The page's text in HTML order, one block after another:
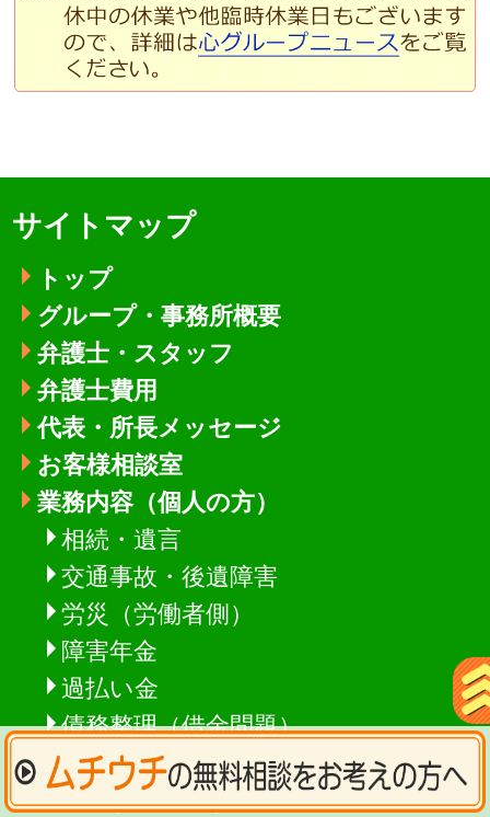
サイトマップ
トップ
グループ・事務所概要
弁護士・スタッフ
弁護士費用
代表・所長メッセージ
お客様相談室
業務内容（個人の方）
相続・遺言
交通事故・後遺障害
労災（労働者側）
障害年金
過払い金
債務整理（借金問題）
不倫慰謝料
ビザ(在留資格)